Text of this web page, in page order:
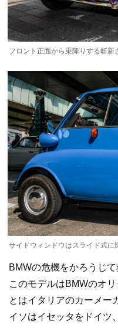
フロント正面から乗降りする斬新
サイドウィンドウはスライド式に
BMWの危機をかろうじ
このモデルはBMWのオ
とはイタリアのカーメー
イソはイセッタをドイツ